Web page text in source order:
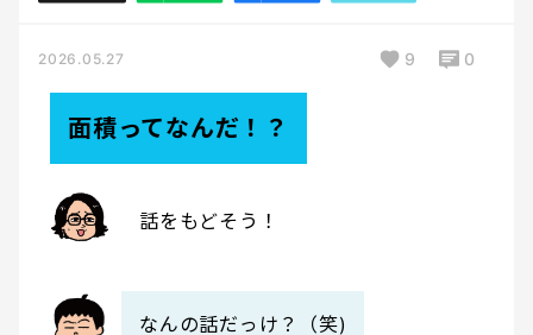
2026.05.27 9 0
面積ってなんだ！？
話をもどそう！
なんの話だっけ？（笑)